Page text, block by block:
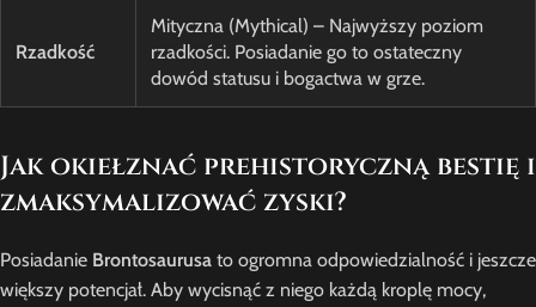
Rzadkość
Mityczna (Mythical) – Najwyższy poziom
rzadkości. Posiadanie go to ostateczny
dowód statusu i bogactwa w grze.
Jak okiełznać prehistoryczną bestię i
zmaksymalizować zyski?
Posiadanie Brontosaurusa to ogromna odpowiedzialność i jeszcze
większy potencjał. Aby wycisnąć z niego każdą kroplę mocy,